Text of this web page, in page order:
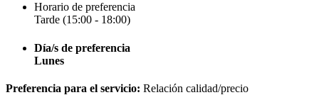
Horario de preferencia
Tarde (15:00 - 18:00)
Día/s de preferencia
Lunes
Preferencia para el servicio: Relación calidad/precio